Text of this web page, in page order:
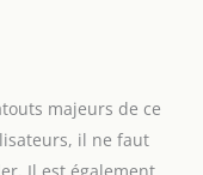
parc de la
poids
15 kg. C'est
de jeu sûre
majeurs de ce
il ne faut